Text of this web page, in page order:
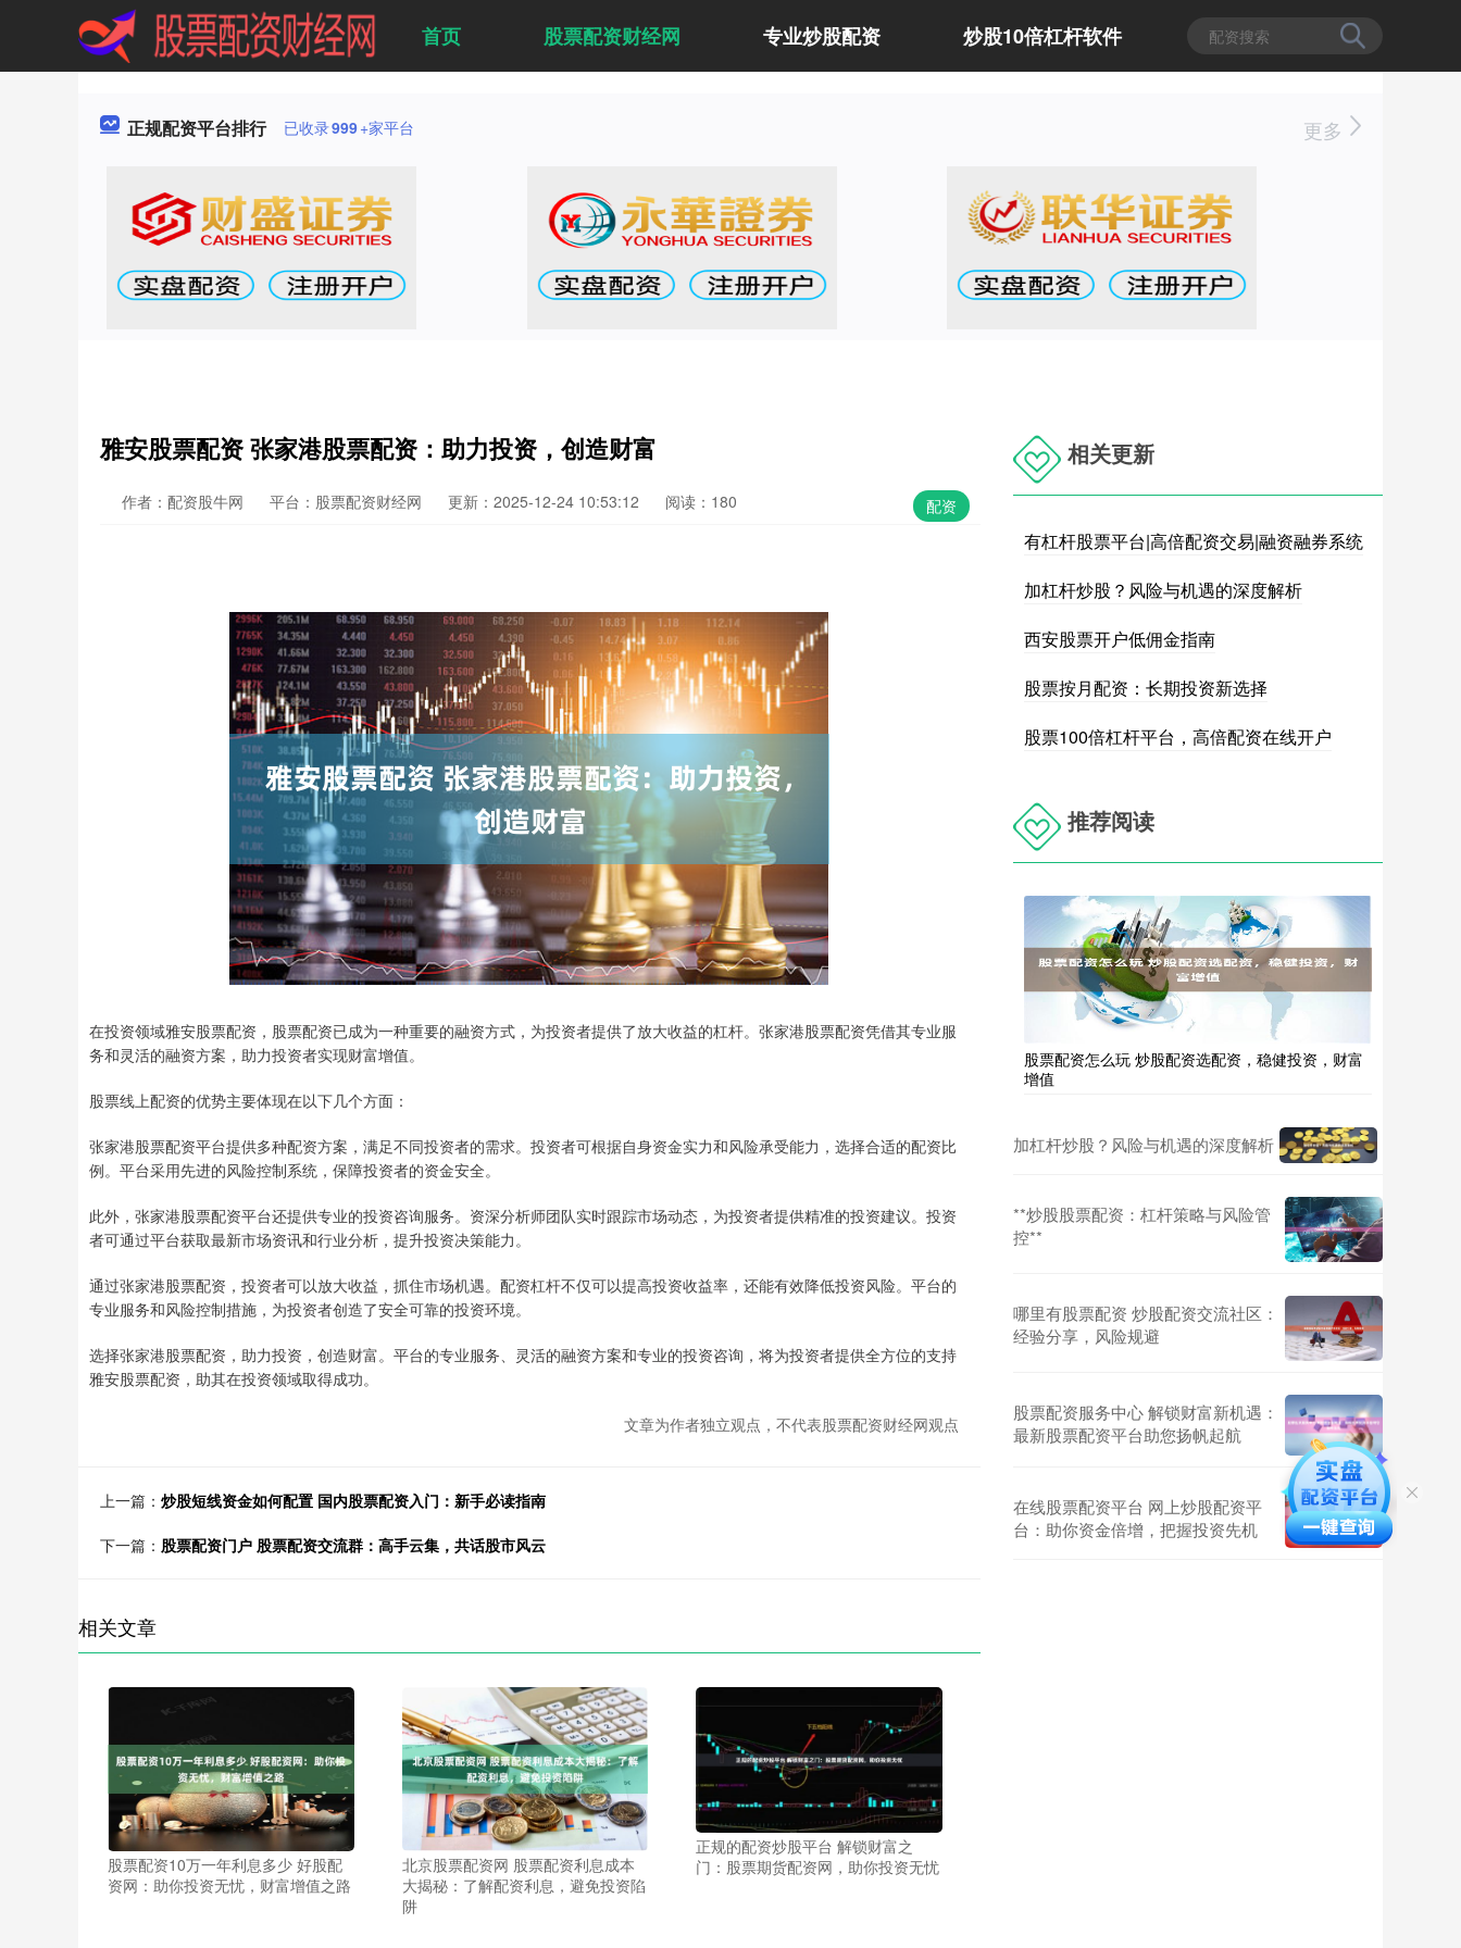
首页 股票配资财经网 专业炒股配资 炒股10倍杠杆软件
正规配资平台排行 已收录999+家平台 更多
雅安股票配资 张家港股票配资：助力投资，创造财富
配资
作者：配资股牛网 平台：股票配资财经网 更新：2025-12-24 10:53:12 阅读：180
在投资领域雅安股票配资，股票配资已成为一种重要的融资方式，为投资者提供了放大收益的杠杆。张家港股票配资凭借其专业服
务和灵活的融资方案，助力投资者实现财富增值。
股票线上配资的优势主要体现在以下几个方面：
张家港股票配资平台提供多种配资方案，满足不同投资者的需求。投资者可根据自身资金实力和风险承受能力，选择合适的配资比
例。平台采用先进的风险控制系统，保障投资者的资金安全。
此外，张家港股票配资平台还提供专业的投资咨询服务。资深分析师团队实时跟踪市场动态，为投资者提供精准的投资建议。投资
者可通过平台获取最新市场资讯和行业分析，提升投资决策能力。
通过张家港股票配资，投资者可以放大收益，抓住市场机遇。配资杠杆不仅可以提高投资收益率，还能有效降低投资风险。平台的
专业服务和风险控制措施，为投资者创造了安全可靠的投资环境。
选择张家港股票配资，助力投资，创造财富。平台的专业服务、灵活的融资方案和专业的投资咨询，将为投资者提供全方位的支持
雅安股票配资，助其在投资领域取得成功。
文章为作者独立观点，不代表股票配资财经网观点
上一篇： 炒股短线资金如何配置 国内股票配资入门：新手必读指南
下一篇： 股票配资门户 股票配资交流群：高手云集，共话股市风云
相关文章
股票配资10万一年利息多少 好股配
资网：助你投资无忧，财富增值之路
北京股票配资网 股票配资利息成本
大揭秘：了解配资利息，避免投资陷
阱
正规的配资炒股平台 解锁财富之
门：股票期货配资网，助你投资无忧
相关更新
有杠杆股票平台|高倍配资交易|融资融券系统
加杠杆炒股？风险与机遇的深度解析
西安股票开户低佣金指南
股票按月配资：长期投资新选择
股票100倍杠杆平台，高倍配资在线开户
推荐阅读
股票配资怎么玩 炒股配资选配资，稳健投资，财富
增值
加杠杆炒股？风险与机遇的深度解析
**炒股股票配资：杠杆策略与风险管
控**
哪里有股票配资 炒股配资交流社区：
经验分享，风险规避
股票配资服务中心 解锁财富新机遇：
最新股票配资平台助您扬帆起航
在线股票配资平台 网上炒股配资平
台：助你资金倍增，把握投资先机